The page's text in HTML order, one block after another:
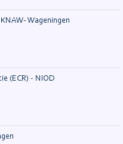
Wageningen
(ECR) - NIOD